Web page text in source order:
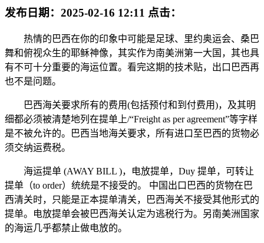
发布日期： 2025-02-16 12:11 点击：
热情的巴西在你的印象中可能是足球、里约奥运会、桑巴
舞和俯视众生的耶稣神像，其实作为南美洲第一大国，其也具
有不可十分重要的海运位置。看完这期的技术贴，出口巴西再
也不是问题。
巴西海关要求所有的费用(包括预付和到付费用)，及其明
细都必须被清楚地列在提单上/“Freight as per agreement”等字样
是不被允许的。巴西当地海关要求，所有进口至巴西的货物必
须交纳运费税。
海运提单 (AWAY BILL )，电放提单，Duy 提单，可转让
提单（to order）统统是不接受的。 中国出口巴西的货物在巴
西清关时，只能是正本提单清关，巴西海关不接受其他形式的
提单。电放提单会被巴西海关认定为逃税行为。另南美洲国家
的海运几乎都禁止做电放的。